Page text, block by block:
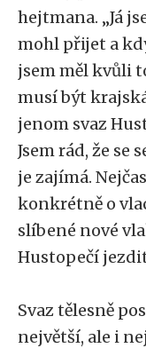
hejtmana. „Já
mohl přijet a
jsem měl kvůli
musí být
jenom svaz
Jsem rád, že se
je zajímá.
konkrétně o
slíbené nové
Hustopečí
Svaz tělesně
největší, ale i